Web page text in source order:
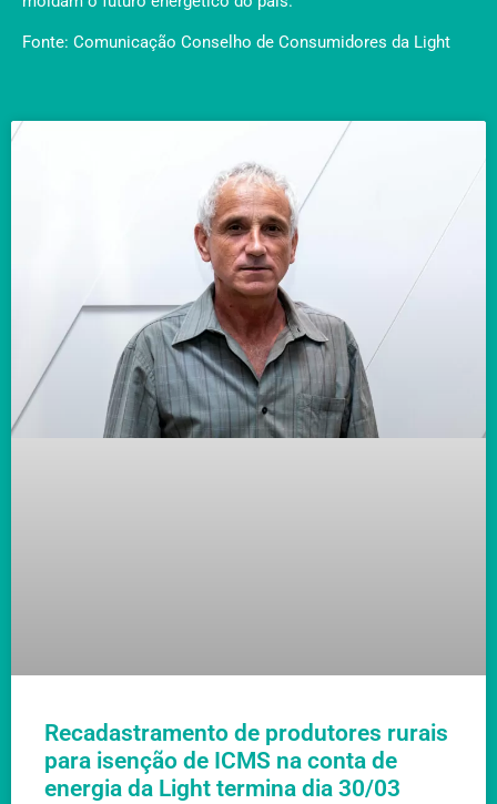
Fonte: Comunicação Conselho de Consumidores da Light
Recadastramento de produtores rurais
para isenção de ICMS na conta de
energia da Light termina dia 30/03